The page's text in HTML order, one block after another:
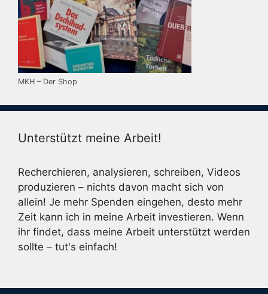
MKH – Der Shop
Unterstützt meine Arbeit!
Recherchieren, analysieren, schreiben, Videos
produzieren – nichts davon macht sich von
allein! Je mehr Spenden eingehen, desto mehr
Zeit kann ich in meine Arbeit investieren. Wenn
ihr findet, dass meine Arbeit unterstützt werden
sollte – tut's einfach!